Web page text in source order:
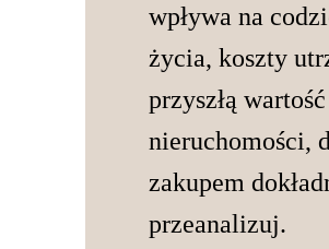
wpływa na
życia, koszty
przyszłą wartość
nieruchomości,
zakupem
przeanalizuj.